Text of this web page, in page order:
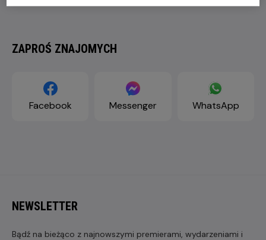
ZAPROŚ ZNAJOMYCH
Facebook Messenger WhatsApp
NEWSLETTER
Bądź na bieżąco z najnowszymi premierami, wydarzeniami i